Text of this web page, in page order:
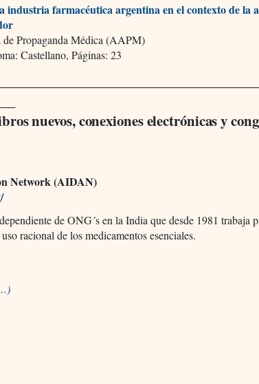
industria farmacéutica argentina en el contexto de la
Propaganda Médica (AAPM)
Castellano, Páginas: 23
nuevos, conexiones electrónicas y
Network (AIDAN)
de ONG´s en la India que desde 1981 trabaja
racional de los medicamentos esenciales.